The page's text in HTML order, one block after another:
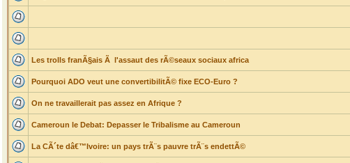
Les trolls franÃ§ais Ã l'assaut des rÃ©seaux sociaux africa
Pourquoi ADO veut une convertibilitÃ© fixe ECO-Euro ?
On ne travaillerait pas assez en Afrique ?
Cameroun le Debat: Depasser le Tribalisme au Cameroun
La CÃ´te dâ€™Ivoire: un pays trÃ¨s pauvre trÃ¨s endettÃ©